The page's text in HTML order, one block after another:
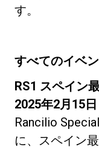
す。
すべてのイベ
RS1 スペイン
2025年2月15
Rancilio
に、スペイン